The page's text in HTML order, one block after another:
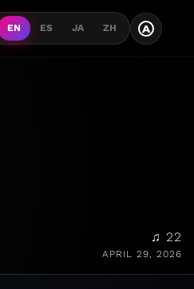
EN ES JA ZH A
♫ 22
APRIL 29, 2026